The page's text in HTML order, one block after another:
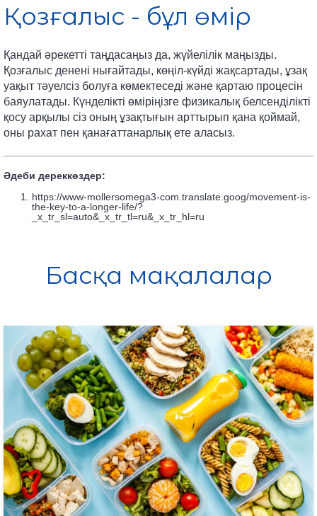
Қозғалыс - бұл өмір
Қандай әрекетті таңдасаңыз да, жүйелілік маңызды.
Қозғалыс денені нығайтады, көңіл-күйді жақсартады, ұзақ
уақыт тәуелсіз болуға көмектеседі және қартаю процесін
баяулатады. Күнделікті өміріңізге физикалық белсенділікті
қосу арқылы сіз оның ұзақтығын арттырып қана қоймай,
оны рахат пен қанағаттанарлық ете аласыз.
Әдеби дереккөздер:
https://www-mollersomega3-com.translate.goog/movement-is-
the-key-to-a-longer-life/?
_x_tr_sl=auto&_x_tr_tl=ru&_x_tr_hl=ru
Басқа мақалалар